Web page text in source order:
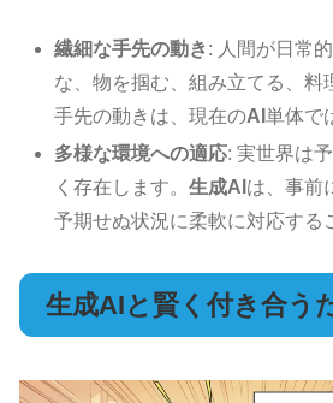
繊細な手先の動き: 人間が日常
な、物を掴む、組み立てる、料
手先の動きは、現在のAI単体で
多様な環境への適応: 実世界は
く存在します。生成AI は、事前
予期せぬ状況に柔軟に対応する
生成AIと賢く付き合う